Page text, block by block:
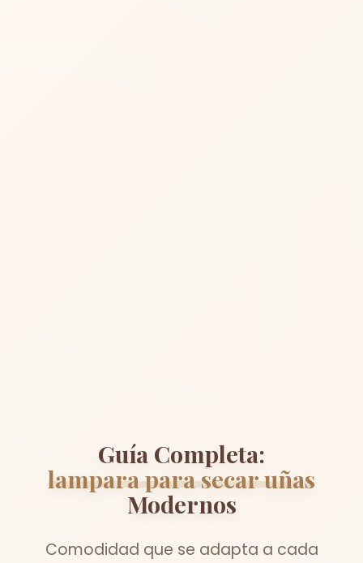
Guía Completa:
lampara para secar uñas
Modernos
Comodidad que se adapta a cada